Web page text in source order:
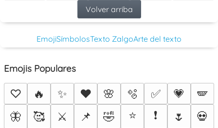
Volver arriba
EmojiSímbolosTexto ZalgoArte del texto
Emojis Populares
♡ 🔥 ✨ ❤️ 🌸 🫧 ✅ 💗
🪽
🦋
🥰 ⚔️ 📌 🤣 ⭐ ❗ 🌷
💀